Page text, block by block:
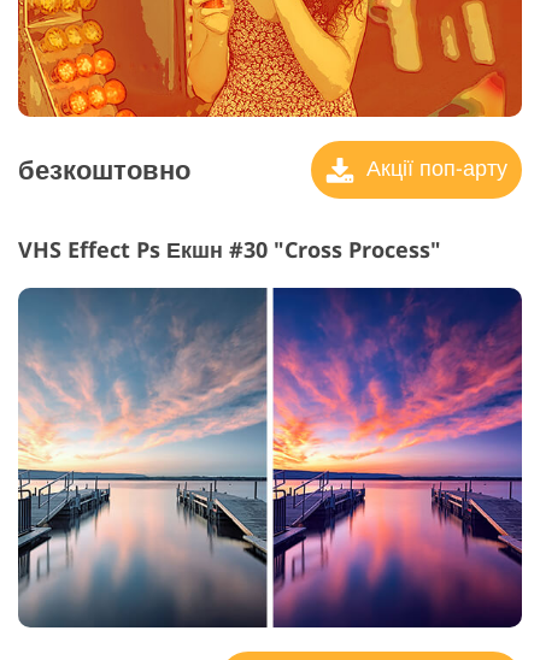
безкоштовно Акції поп-арту
VHS Effect Ps Екшн #30 "Cross Process"